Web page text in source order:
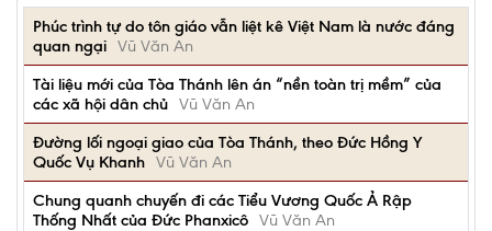
Phúc trình tự do tôn giáo vẫn liệt kê Việt Nam là nước đáng
quan ngại Vũ Văn An
Tài liệu mới của Tòa Thánh lên án “nền toàn trị mềm” của
các xã hội dân chủ Vũ Văn An
Đường lối ngoại giao của Tòa Thánh, theo Đức Hồng Y
Quốc Vụ Khanh Vũ Văn An
Chung quanh chuyến đi các Tiểu Vương Quốc Ả Rập
Thống Nhất của Đức Phanxicô Vũ Văn An